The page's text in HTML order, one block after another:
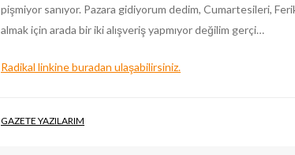
pişmiyor sanıyor. Pazara gidiyorum dedim, Cumartesileri,
almak için arada bir iki alışveriş yapmıyor değilim gerçi…
Radikal linkine buradan ulaşabilirsiniz.
GAZETE YAZILARIM